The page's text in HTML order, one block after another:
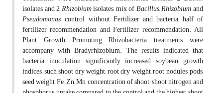
isolates and 2Rhizobiumisolates, mix ofBacillus,Rhizobiumand
Pseudomonas, control without Fertilizer and bacteria, half of
fertilizer recommendation and Fertilizer recommendation. All
Plant Growth Promoting Rhizobacteria treatments were
accompany with Bradyrhizobium. The results indicated that
bacteria inoculation significantly increased soybean growth
indices, such shoot dry weight, root dry weight, root nodules, pods,
seed weight, Fe, Zn, Mn, concentration of shoot, shoot nitrogen and